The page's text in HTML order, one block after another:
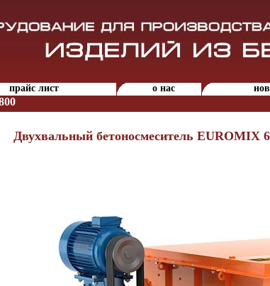
прайс лист о нас
Двухвальный бетоносмеситель EUROMIX